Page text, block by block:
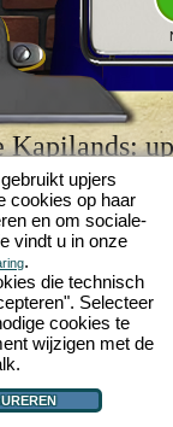
browserspellenvan
Het
van het jaar" en is
online
en carrière
upjers
cookies op haar
en om sociale-
vindt u in onze
.
die technisch
Selecteer
cookies te
wijzigen met de